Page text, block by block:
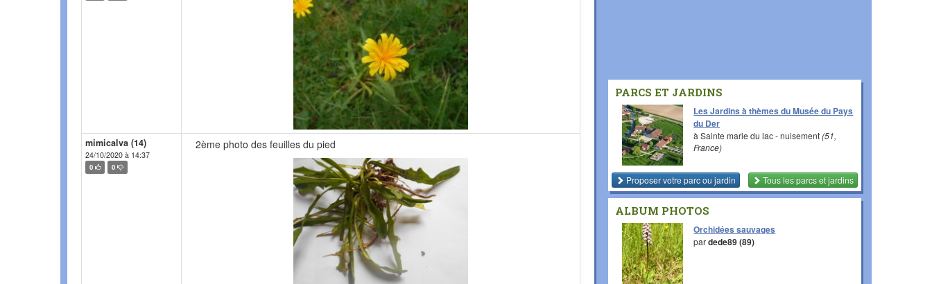
mimicalva (14)
24/10/2020 à 14:37
0 0
2ème photo des feuilles du pied
PARCS ET JARDINS
Les Jardins à thèmes du Musée du Pays
du Der
à Sainte marie du lac - nuisement(51,
France)
Proposer votre parc ou jardin Tous les parcs et jardins
ALBUM PHOTOS
Orchidées sauvages
pardede89 (89)